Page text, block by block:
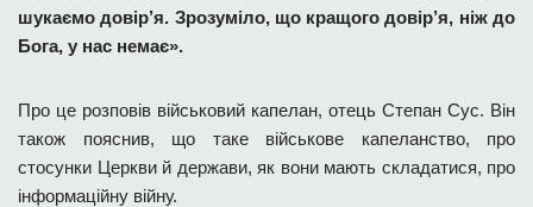
шукаємо довір’я. Зрозуміло, що кращого довір’я, ніж до
Бога, у нас немає».
Про це розповів військовий капелан, отець Степан Сус. Він
також пояснив, що таке військове капеланство, про
стосунки Церкви й держави, як вони мають складатися, про
інформаційну війну.